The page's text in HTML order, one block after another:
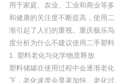
用于家庭、农业、工业和商业等
和健康的关注度不断提高，使用
渐引起了人们的重视。重庆极乐
度分析为什么不建议使用二手塑料
1. 塑料老化与化学物质释放
塑料储罐在使用过程中会逐渐老
下，老化速度会显著加快。老化